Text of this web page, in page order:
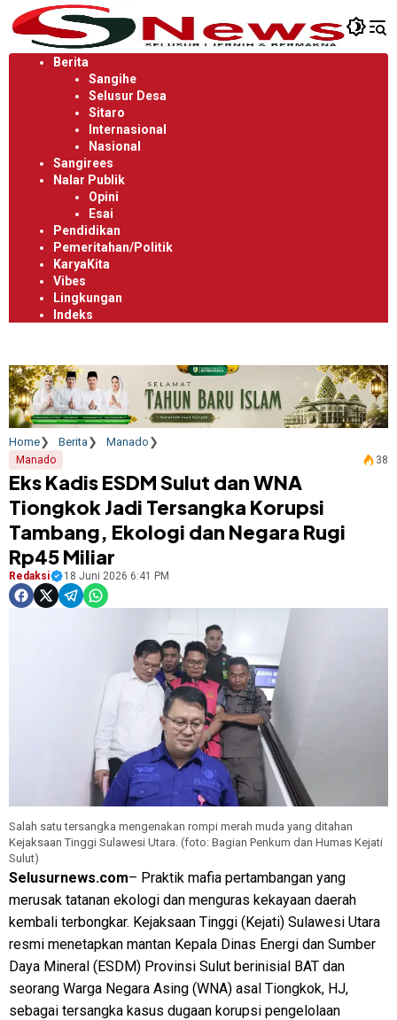
Langsung
ke
konten
Berita
Sangihe
Selusur Desa
Sitaro
Internasional
Nasional
Sangirees
Nalar Publik
Opini
Esai
Pendidikan
Pemeritahan/Politik
KaryaKita
Vibes
Lingkungan
Indeks
Home Berita Manado
Manado 38
Eks Kadis ESDM Sulut dan WNA
Tiongkok Jadi Tersangka Korupsi
Tambang, Ekologi dan Negara Rugi
Rp45 Miliar
Redaksi 18 Juni 2026 6:41 PM
Salah satu tersangka mengenakan rompi merah muda yang ditahan
Kejaksaan Tinggi Sulawesi Utara. (foto: Bagian Penkum dan Humas Kejati
Sulut)
Selusurnews.com– Praktik mafia pertambangan yang
merusak tatanan ekologi dan menguras kekayaan daerah
kembali terbongkar. Kejaksaan Tinggi (Kejati) Sulawesi Utara
resmi menetapkan mantan Kepala Dinas Energi dan Sumber
Daya Mineral (ESDM) Provinsi Sulut berinisial BAT dan
seorang Warga Negara Asing (WNA) asal Tiongkok, HJ,
sebagai tersangka kasus dugaan korupsi pengelolaan